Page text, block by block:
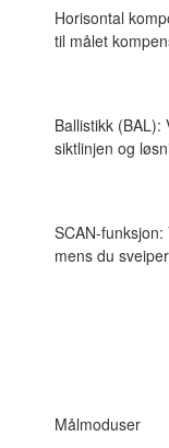
Horisontal
til målet
Ballistikk
siktlinjen og
SCAN-
mens du
Målmoduser